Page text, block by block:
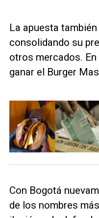
La apuesta
consolidando su
otros mercados.
ganar el Burger
Con Bogotá
de los nombres